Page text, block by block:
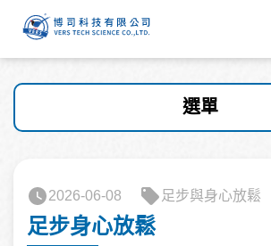
選單
2026-06-08 足步與身心放鬆
足步身心放鬆